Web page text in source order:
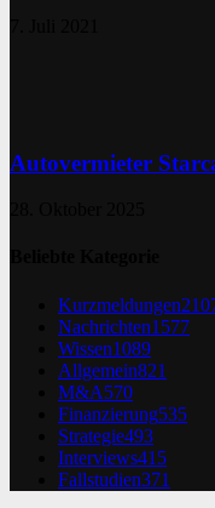
Autovermieter
Kurzmeldungen
Nachrichten1577
Wissen1089
Allgemein821
M&A570
Finanzierung535
Strategie493
Interviews415
Fallstudien371